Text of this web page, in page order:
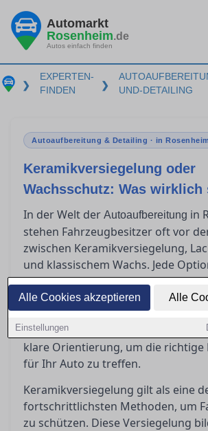
Alle Cookies akzeptieren Alle
Einstellungen
Automarkt
Rosenheim.de
Autos einfach finden
❯
EXPERTEN-
FINDEN
❯
UND-DETAILING
Autoaufbereitung & Detailing · in Rosenheim
Keramikversiegelung oder
Wachsschutz: Was wirklich
In der Welt der Autoaufbereitung in
stehen Fahrzeugbesitzer oft vor
zwischen Keramikversiegelung,
und klassischem Wachs. Jede
eigenen Vorzüge und
Bezug auf Haltbarkeit, Kosten und
Doch welche Methode bietet
Schutz? In diesem Artikel geben
klare Orientierung, um die richtige
für Ihr Auto zu treffen.
Keramikversiegelung gilt als eine
fortschrittlichsten Methoden, um
zu schützen. Diese Versiegelung